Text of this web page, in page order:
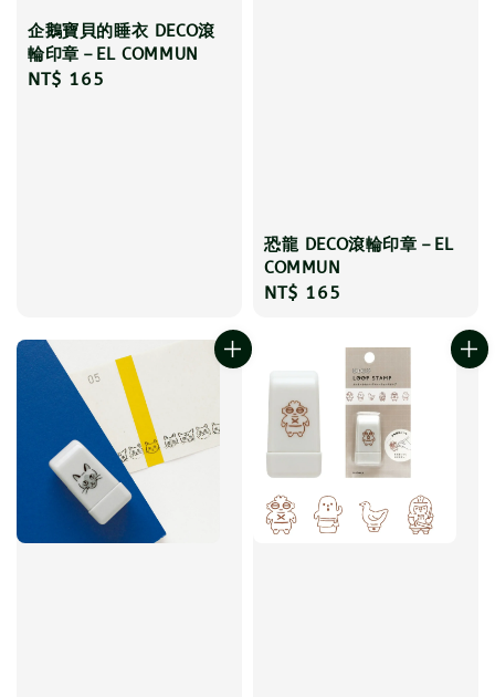
企鵝寶貝的睡衣 DECO滾
輪印章－EL COMMUN
Regular
NT$ 165
恐龍 DECO滾輪印章－EL
COMMUN
Regular
NT$ 165